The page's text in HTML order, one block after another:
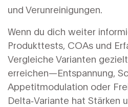
und Verunreinigungen.
Wenn du dich weiter
Produkttests, COAs und
Vergleiche Varianten
erreichen—Entspannung,
Appetitmodulation oder
Delta‑Variante hat Stärken